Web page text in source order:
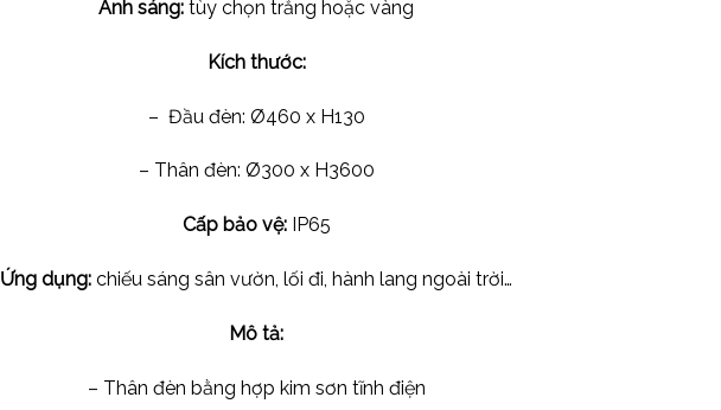
Ánh sáng: tùy chọn trắng hoặc vàng
Kích thước:
– Đầu đèn: Ø460 x H130
– Thân đèn: Ø300 x H3600
Cấp bảo vệ:IP65
Ứng dụng: chiếu sáng sân vườn, lối đi, hành lang ngoài trời…
Mô tả:
– Thân đèn bằng hợp kim sơn tĩnh điện